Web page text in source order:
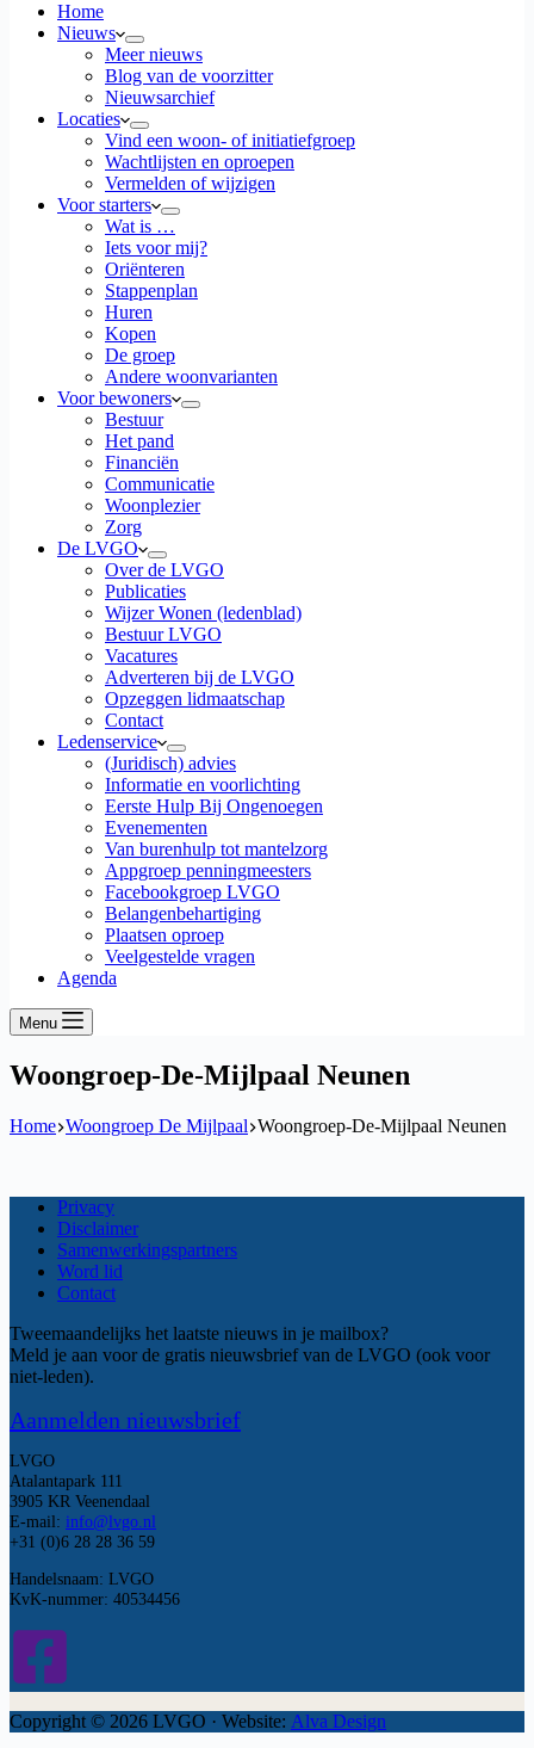
Home
Nieuws
Meer nieuws
Blog van de voorzitter
Nieuwsarchief
Locaties
Vind een woon- of initiatiefgroep
Wachtlijsten en oproepen
Vermelden of wijzigen
Voor starters
Wat is …
Iets voor mij?
Oriënteren
Stappenplan
Huren
Kopen
De groep
Andere woonvarianten
Voor bewoners
Bestuur
Het pand
Financiën
Communicatie
Woonplezier
Zorg
De LVGO
Over de LVGO
Publicaties
Wijzer Wonen (ledenblad)
Bestuur LVGO
Vacatures
Adverteren bij de LVGO
Opzeggen lidmaatschap
Contact
Ledenservice
(Juridisch) advies
Informatie en voorlichting
Eerste Hulp Bij Ongenoegen
Evenementen
Van burenhulp tot mantelzorg
Appgroep penningmeesters
Facebookgroep LVGO
Belangenbehartiging
Plaatsen oproep
Veelgestelde vragen
Agenda
Menu
Woongroep-De-Mijlpaal Neunen
Home Woongroep De Mijlpaal Woongroep-De-Mijlpaal Neunen
Privacy
Disclaimer
Samenwerkingspartners
Word lid
Contact
Tweemaandelijks het laatste nieuws in je mailbox?
Meld je aan voor de gratis nieuwsbrief van de LVGO (ook voor
niet-leden).
Aanmelden nieuwsbrief
LVGO
Atalantapark 111
3905 KR Veenendaal
E-mail: info@lvgo.nl
+31 (0)6 28 28 36 59
Handelsnaam: LVGO
KvK-nummer: 40534456
Copyright © 2026 LVGO · Website: Alva Design